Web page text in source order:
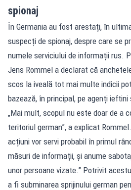
spionaj
În Germania au fost arestați, în
suspecți de spionaj, despre care se
numele serviciului de informații rus.
Jens Rommel a declarat că
scos la iveală tot mai multe indicii
bazează, în principal, pe agenți
„Mai mult, scopul nu este doar de a
teritoriul german”, a explicat
acțiuni vor servi probabil în primul
măsuri de informații, și anume
unor persoane vizate.” Potrivit
a fi subminarea sprijinului german